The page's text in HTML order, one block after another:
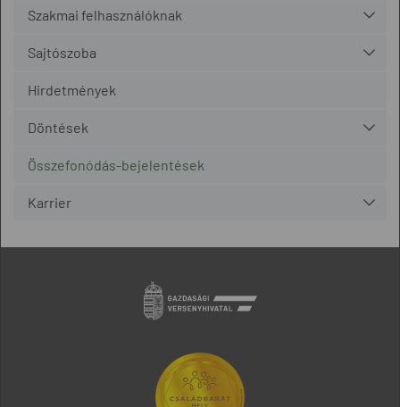
Szakmai felhasználóknak
Sajtószoba
Hirdetmények
Döntések
Összefonódás-bejelentések
Karrier